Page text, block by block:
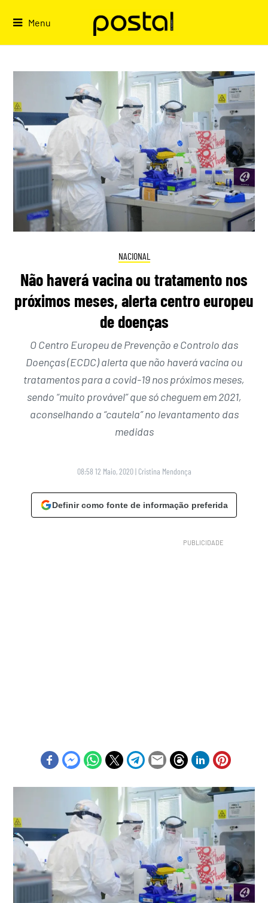
Menu
NACIONAL
Não haverá vacina ou tratamento nos
próximos meses, alerta centro europeu
de doenças
O Centro Europeu de Prevenção e Controlo das
Doenças (ECDC) alerta que não haverá vacina ou
tratamentos para a covid-19 nos próximos meses,
sendo “muito provável” que só cheguem em 2021,
aconselhando a “cautela” no levantamento das
medidas
08:58 12 Maio, 2020 | Cristina Mendonça
Definir como fonte de informação preferida